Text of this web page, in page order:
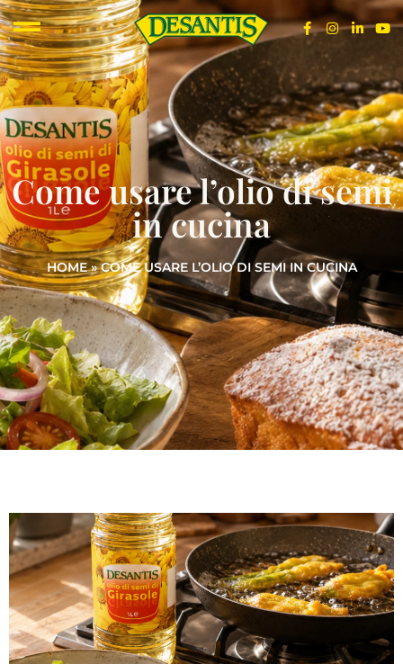
Come usare l’olio di semi
in cucina
HOME»COME USARE L’OLIO DI SEMI IN CUCINA